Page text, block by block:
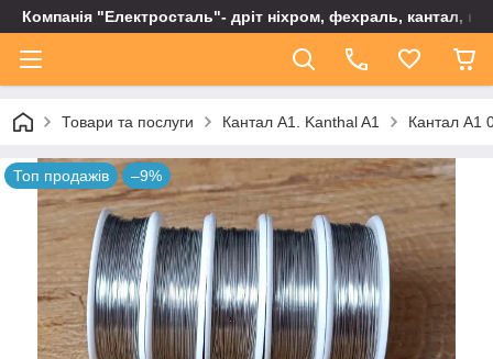
Компанія "Електросталь"- дріт ніхром, фехраль, кантал,
Товари та послуги Кантал А1. Kanthal A1 Кантал А1
Топ продажів –9%